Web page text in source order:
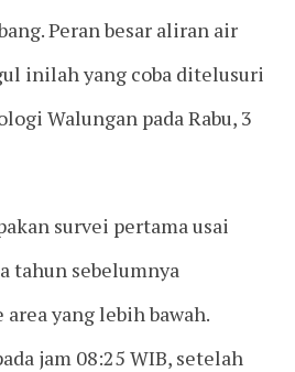
Peran besar aliran air
inilah yang coba ditelusuri
Walungan pada Rabu, 3
survei pertama usai
tahun sebelumnya
yang lebih bawah.
jam 08:25 WIB, setelah